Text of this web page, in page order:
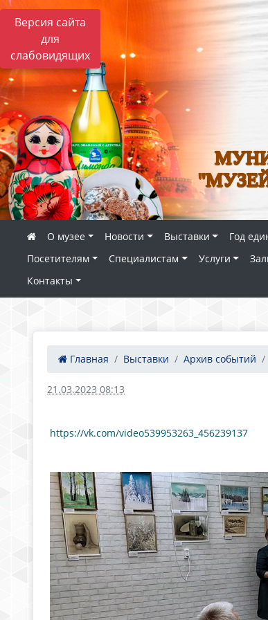
Версия сайта
для
слабовидящих
О музее Новости Выставки Год
Посетителям
Специалистам Услуги
Контакты
Главная Выставки Архив событий
21.03.2023 08:13
https://vk.com/video539953263_456239137